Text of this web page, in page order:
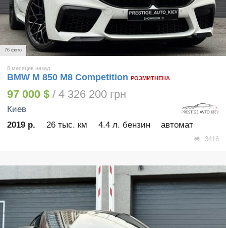
76 фото
8 месяцев назад
BMW M 850 M8 Competition РОЗМИТНЕНА
97 000 $ / 4 326 200 грн
Киев
2019 р.
26 тыс. км 4.4 л. бензин автомат
3416